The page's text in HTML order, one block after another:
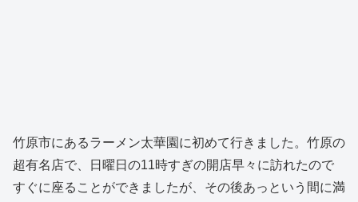
竹原市にあるラーメン太華園に初めて行きました。竹原の
超有名店で、日曜日の11時すぎの開店早々に訪れたので
すぐに座ることができましたが、その後あっという間に満